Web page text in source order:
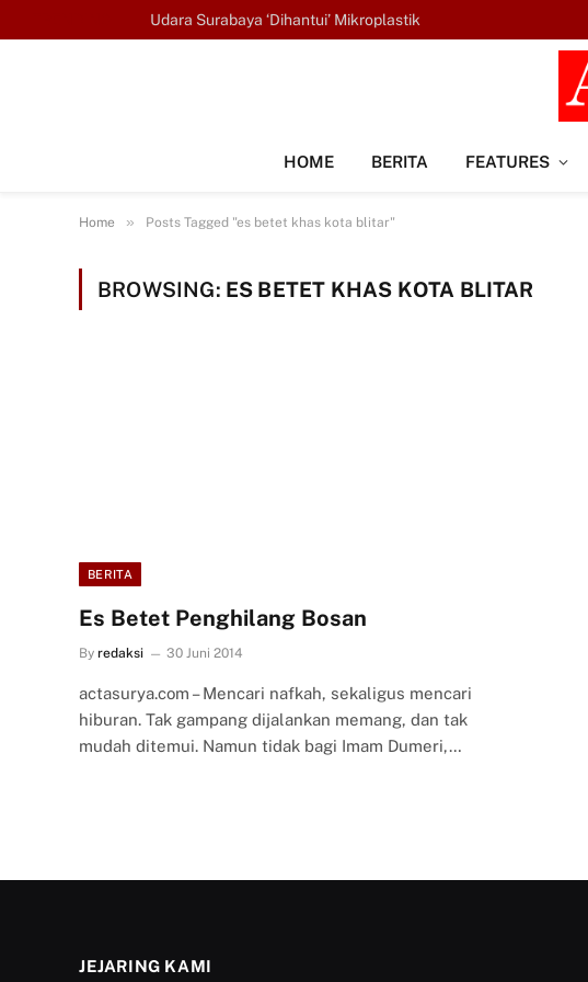
Udara Surabaya ‘Dihantui’ Mikroplastik
HOME BERITA FEATURES
Home » Posts Tagged "es betet khas kota blitar"
BROWSING: ES BETET KHAS KOTA BLITAR
BERITA
Es Betet Penghilang Bosan
By redaksi 30 Juni 2014
actasurya.com – Mencari nafkah, sekaligus mencari
hiburan. Tak gampang dijalankan memang, dan tak
mudah ditemui. Namun tidak bagi Imam Dumeri,…
JEJARING KAMI